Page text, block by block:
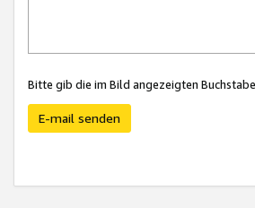
Bitte gib die im Bild angezeigten
E-mail senden